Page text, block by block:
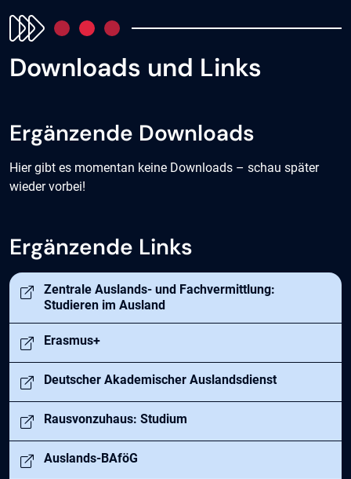
Downloads und Links
Ergänzende Downloads
Hier gibt es momentan keine Downloads – schau später
wieder vorbei!
Ergänzende Links
Zentrale Auslands- und Fachvermittlung:
Studieren im Ausland
Öffnet in neuem Tab
Erasmus+
Öffnet in neuem Tab
Deutscher Akademischer Auslandsdienst
Öffnet in neuem Tab
Rausvonzuhaus: Studium
Öffnet in neuem Tab
Auslands-BAföG